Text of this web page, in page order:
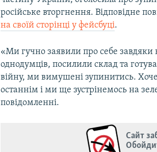
російське вторгнення. Відповідне
на своїй сторінці у фейсбуці.
«Ми гучно заявили про себе завдяки
однодумців, посилили склад та
війну, ми вимушені зупинитись.
останнім і ми ще зустрінемось на
повідомленні.
Сайт